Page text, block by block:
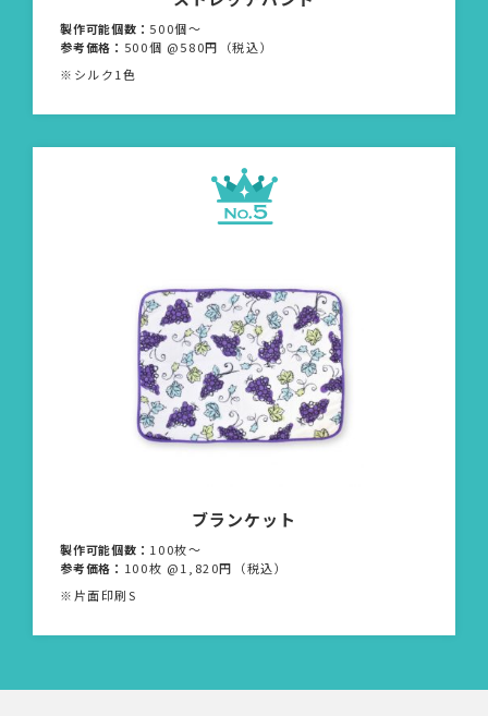
製作可能個数： 500個〜
参考価格： 500個 @580円（税込）
※シルク1色
ブランケット
製作可能個数： 100枚〜
参考価格： 100枚 @1,820円（税込）
※片面印刷S